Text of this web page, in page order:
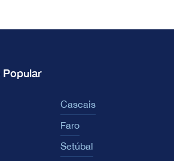
Popular
Cascais
Faro
Setúbal